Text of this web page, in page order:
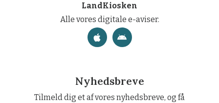
LandKiosken
Alle vores digitale e-aviser.
Nyhedsbreve
Tilmeld dig et af vores nyhedsbreve, og få